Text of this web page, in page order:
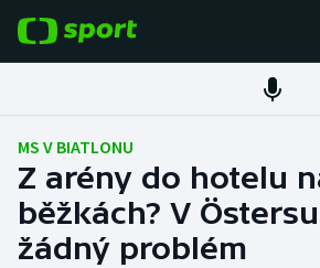
Fotbal
Hokej
Tenis
MS V BIATLONU
Z arény do hotelu
běžkách? V
žádný problém